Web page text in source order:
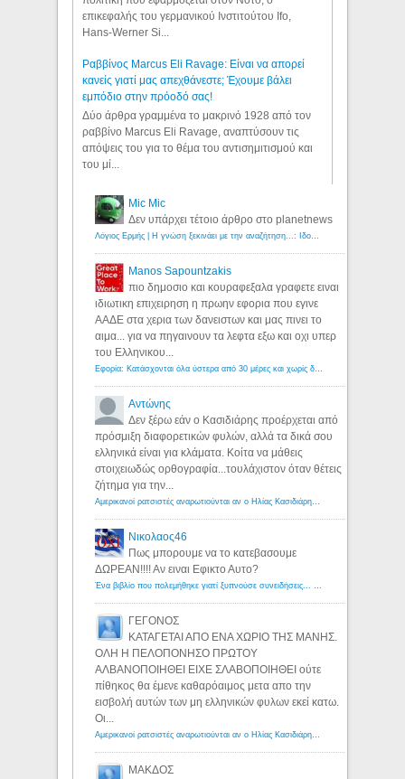
επικεφαλής του γερμανικού Ινστιτούτου Ifo,
Hans-Werner Si...
Ραββίνος Marcus Eli Ravage: Είναι να απορεί
κανείς γιατί μας απεχθάνεστε; Έχουμε βάλει
εμπόδιο στην πρόοδό σας!
Δύο άρθρα γραμμένα το μακρινό 1928 από τον
ραββίνο Marcus Eli Ravage, αναπτύσουν τις
απόψεις του για το θέμα του αντισημιτισμού και
του μί...
Mic Mic
Δεν υπάρχει τέτοιο άρθρο στο planetnews
Λόγιος Ερμής | Η γνώση ξεκινάει με την αναζήτηση...: Ιδού οι 18 που χρωστούν 11 δις ευρώ!
Manos Sapountzakis
πιο δημοσιο και κουραφεξαλα γραφετε ειναι
ιδιωτικη επιχειρηση η πρωην εφορια που εγινε
ΑΑΔΕ στα χερια των δανειστων και μας πινει το
αιμα... για να πηγαινουν τα λεφτα εξω και οχι υπερ
του Ελληνικου...
Εφορία: Κατάσχονται όλα ύστερα από 30 μέρες και χωρίς δικαστικές αποφάσεις - Λόγιος Ερμής
Αντώνης
Δεν ξέρω εάν ο Κασιδιάρης προέρχεται από
πρόσμιξη διαφορετικών φυλών, αλλά τα δικά σου
ελληνικά είναι για κλάματα. Κοίτα να μάθεις
στοιχειωδώς ορθογραφία...τουλάχιστον όταν θέτεις
ζήτημα για την...
Αμερικανοί ρατσιστές αναρωτιούνται αν ο Ηλίας Κασιδιάρης ανήκει στη λευκή φυλή... - Λόγιος Ερμής
Νικολαος46
Πως μπορουμε να το κατεβασουμε
ΔΩΡΕΑΝ!!!! Αν ειναι Εφικτο Αυτο?
Ένα βιβλίο που πολεμήθηκε γιατί ξυπνούσε συνειδήσεις... - Λόγιος Ερμής | Η γνώση ξεκινάει με την αναζήτηση...
ΓΕΓΟΝΟΣ
ΚΑΤΑΓΕΤΑΙ ΑΠΟ ΕΝΑ ΧΩΡΙΟ ΤΗΣ ΜΑΝΗΣ.
ΟΛΗ Η ΠΕΛΟΠΟΝΗΣΟ ΠΡΩΤΟΥ
ΑΛΒΑΝΟΠΟΙΗΘΕΙ ΕΙΧΕ ΣΛΑΒΟΠΟΙΗΘΕΙ ούτε
πίθηκος θα έμενε καθαρόαιμος μετα απο την
εισβολή αυτών των μη ελληνικών φυλων εκεί κατω.
Οι...
Αμερικανοί ρατσιστές αναρωτιούνται αν ο Ηλίας Κασιδιάρης ανήκει στη λευκή φυλή... - Λόγιος Ερμής
ΜΑΚΔΟΣ